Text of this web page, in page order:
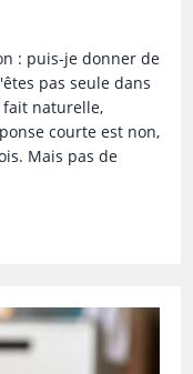
: puis-je donner de
pas seule dans
fait naturelle,
courte est non,
Mais pas de